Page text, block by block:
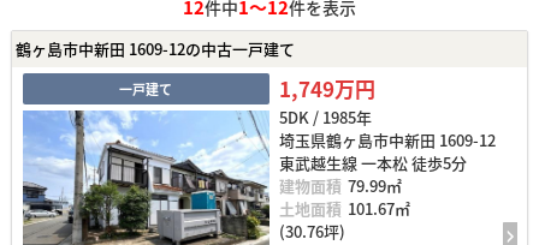
12件中1～12件を表示
鶴ヶ島市中新田 1609-12の中古一戸建て
一戸建て 1,749万円
5DK / 1985年
埼玉県鶴ヶ島市中新田 1609-12
東武越生線 一本松 徒歩5分
建物面積 79.99㎡
土地面積 101.67㎡
(30.76坪)